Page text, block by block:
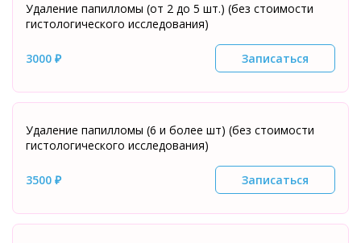
Удаление папилломы (от 2 до 5 шт.) (без стоимости
гистологического исследования)
3000 ₽ Записаться
Удаление папилломы (6 и более шт) (без стоимости
гистологического исследования)
3500 ₽ Записаться